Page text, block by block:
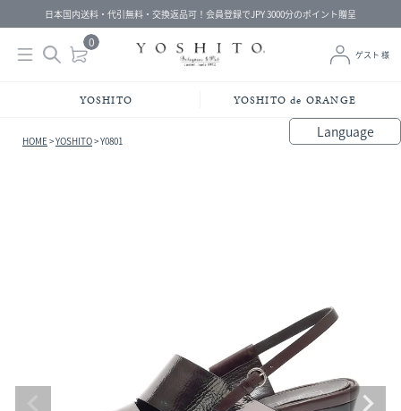
日本国内送料・代引無料・交換返品可！会員登録でJPY 3000分のポイント贈呈
0
ゲスト 様
YOSHITO YOSHITO de ORANGE
Language
HOME YOSHITO Y0801